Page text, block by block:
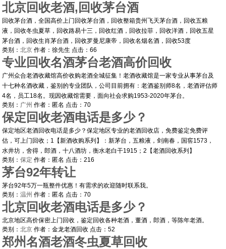
北京回收老酒,回收茅台酒
回收茅台酒，全国高价上门回收茅台酒，回收整箱贵州飞天茅台酒，回收五粮
液，回收冬虫夏草，回收路易十三，回收红酒，回收拉菲，回收洋酒，回收五星
茅台酒，回收生肖茅台酒，回收罗曼尼康帝，回收名烟名酒，回收53度
类别：北京 作者：徐先生 点击：66
专业回收名酒茅台老酒高价回收
广州众合老酒收藏馆高价收购老酒全城征集！老酒收藏馆是一家专业从事茅台及
十七种名酒收藏，鉴别的专业团队，公司目前拥有：老酒鉴别师8名，老酒评估师
4名，员工18名。现因收藏馆需要，面向社会求购1953-2020年茅台。
类别： 广州 作者： 匿名 点击：70
保定回收老酒电话是多少？
保定地区老酒回收电话是多少？保定地区专业的老酒回收店，免费鉴定免费评
估，可上门回收；1【新酒收购系列】：新茅台，五粮液，剑南春，国窖1573，
水井坊，舍得，郎酒，十八酒坊，衡水老白干1915；2【老酒回收系列】
类别：保定 作者： 匿名 点击：216
茅台92年转让
茅台92年5万一瓶整件优惠！有需求的欢迎随时联系我。
类别：温州 作者： 匿名 点击：70
北京回收老酒电话是多少？
北京地区高价保密上门回收，鉴定回收各种老酒，董酒，郎酒，等陈年老酒。
类别：北京 作者：金龙老酒回收 点击：52
郑州名酒老酒冬虫夏草回收